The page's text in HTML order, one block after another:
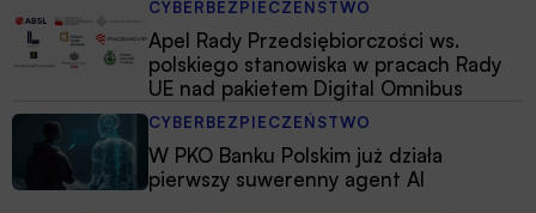
CYBERBEZPIECZEŃSTWO
Apel Rady Przedsiębiorczości ws.
polskiego stanowiska w pracach Rady
UE nad pakietem Digital Omnibus
CYBERBEZPIECZEŃSTWO
W PKO Banku Polskim już działa
pierwszy suwerenny agent AI